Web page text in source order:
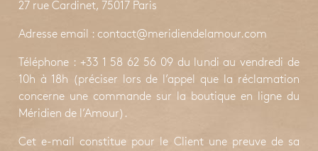
27 rue Cardinet, 75017 Paris
Adresse email : contact@meridiendelamour.com
Téléphone : +33 1 58 62 56 09 du lundi au vendredi de
10h à 18h (préciser lors de l’appel que la réclamation
concerne une commande sur la boutique en ligne du
Méridien de l’Amour).
Cet e-mail constitue pour le Client une preuve de sa